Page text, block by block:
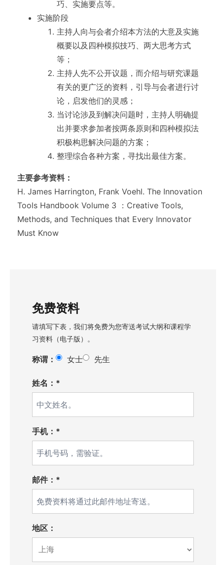
巧、实施要点等。
实施阶段
主持人向与会者介绍本方法的大意及实施
概要以及四种模拟技巧、两大思考方式
等；
主持人先不公开议题，而介绍与研究课题
有关的更广泛的资料，引导与会者进行讨
论，启发他们的灵感；
当讨论涉及到解决问题时，主持人明确提
出并要求参加者按两条原则和四种模拟法
积极构思解决问题的方案；
整理综合各种方案，寻找出最佳方案。
主要参考资料：
H. James Harrington, Frank Voehl. The Innovation
Tools Handbook Volume 3 ：Creative Tools,
Methods, and Techniques that Every Innovator
Must Know
免费资料
请填写下表，我们将免费为您寄送考试大纲和课程学
习资料（电子版）。
称谓： 女士 先生
姓名：*
手机：*
邮件：*
地区：